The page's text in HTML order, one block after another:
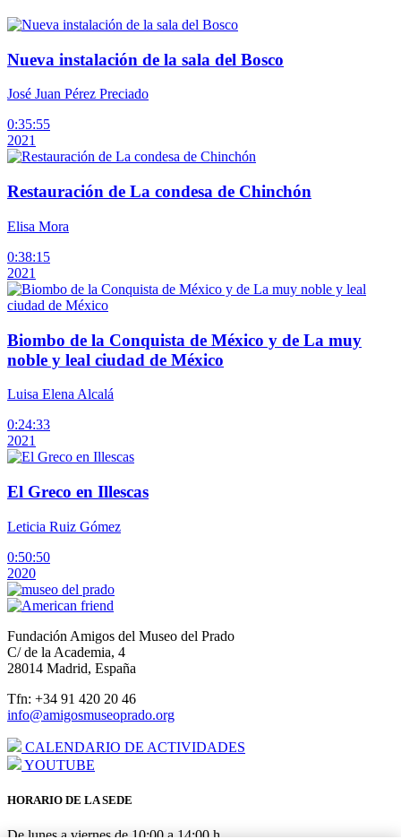
Nueva instalación de la sala del Bosco
José Juan Pérez Preciado
0:35:55
2021
Restauración de La condesa de Chinchón
Elisa Mora
0:38:15
2021
Biombo de la Conquista de México y de La muy
noble y leal ciudad de México
Luisa Elena Alcalá
0:24:33
2021
El Greco en Illescas
Leticia Ruiz Gómez
0:50:50
2020
Fundación Amigos del Museo del Prado
C/ de la Academia, 4
28014 Madrid, España
Tfn: +34 91 420 20 46
info@amigosmuseoprado.org
CALENDARIO DE ACTIVIDADES
YOUTUBE
HORARIO DE LA SEDE
De lunes a viernes de 10:00 a 14:00 h